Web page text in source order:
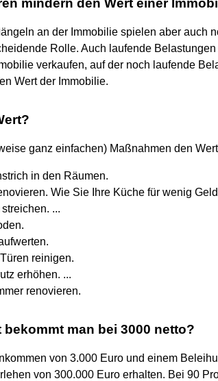
an der Immobilie spielen aber auch
Rolle. Auch laufende
verkaufen, auf der noch laufende
Wert der Immobilie.
ganz einfachen) Maßnahmen den
in den Räumen.
Wie Sie Ihre Küche für wenig
...
reinigen.
erhöhen. ...
renovieren.
bekommt man bei 3000 netto?
von 3.000 Euro und einem
von 300.000 Euro erhalten. Bei 90